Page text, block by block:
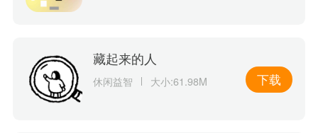
藏起来的人
休闲益智 大小:61.98M 下载